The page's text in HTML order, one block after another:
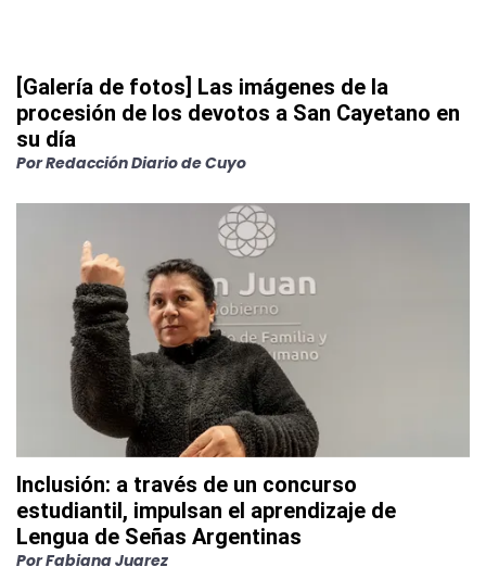
[Galería de fotos] Las imágenes de la
procesión de los devotos a San Cayetano en
su día
PorRedacción Diario de Cuyo
Inclusión: a través de un concurso
estudiantil, impulsan el aprendizaje de
Lengua de Señas Argentinas
PorFabiana Juarez